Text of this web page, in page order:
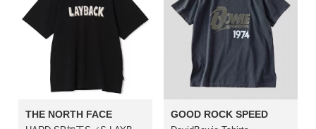
THE NORTH FACE GOOD ROCK SPEED